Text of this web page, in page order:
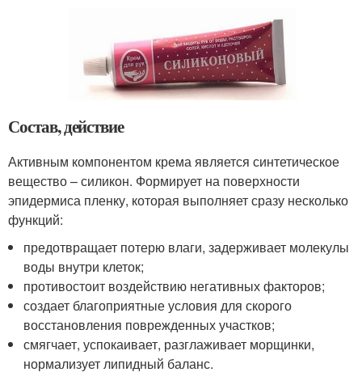
Состав, действие
Активным компонентом крема является синтетическое
вещество – силикон. Формирует на поверхности
эпидермиса пленку, которая выполняет сразу несколько
функций:
предотвращает потерю влаги, задерживает молекулы
воды внутри клеток;
противостоит воздействию негативных факторов;
создает благоприятные условия для скорого
восстановления поврежденных участков;
смягчает, успокаивает, разглаживает морщинки,
нормализует липидный баланс.